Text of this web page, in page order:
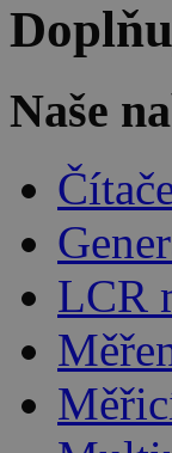
Naše
LCR